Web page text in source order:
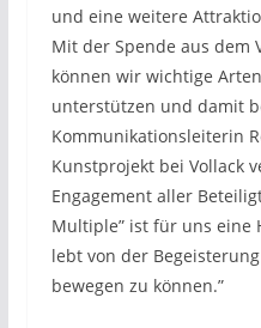
und eine weitere
Mit der Spende aus dem
können wir wichtige
unterstützen und damit
Kommunikationsleiterin
Kunstprojekt bei Vollack
Engagement aller
Multiple” ist für uns eine
lebt von der
bewegen zu können.”